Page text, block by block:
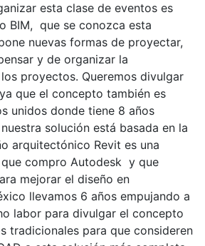
esta clase de eventos es
BIM, que se conozca esta
nuevas formas de proyectar,
y de organizar la
proyectos. Queremos divulgar
que el concepto también es
unidos donde tiene 8 años
solución está basada en la
arquitectónico Revit es una
compro Autodesk y que
mejorar el diseño en
llevamos 6 años empujando a
labor para divulgar el concepto
tradicionales para que consideren